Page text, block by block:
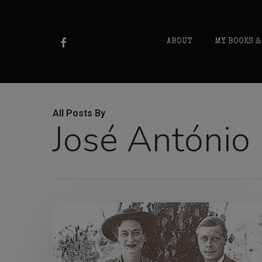
ABOUT MY BOOKS
FACEBOOK
All Posts By
José
Duque
na